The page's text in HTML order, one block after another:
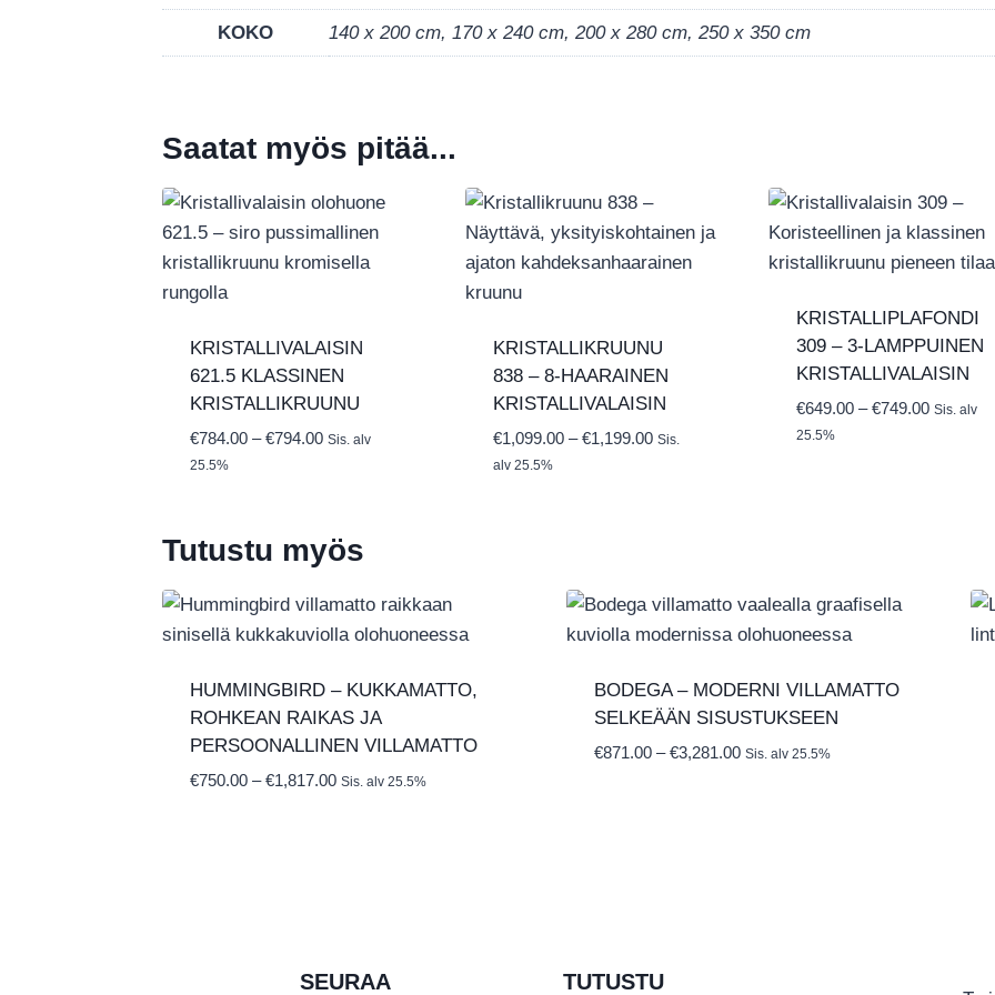
KOKO 140 x 200 cm, 170 x 240 cm, 200 x 280 cm, 250 x 350 cm
Saatat myös pitää...
KRISTALLIVALAISIN
621.5 KLASSINEN
KRISTALLIKRUUNU
€784.00 – €794.00Hintaluokka:
Sis. alv
25.5%
KRISTALLIKRUUNU
838 – 8-HAARAINEN
KRISTALLIVALAISIN
€1,099.00 – €1,199.00Hintaluokka:
Sis.
alv 25.5%
KRISTALLIPLAFONDI
309 – 3-LAMPPUINEN
KRISTALLIVALAISIN
€649.00 – €749.00 Sis. alv
25.5%
Tutustu myös
HUMMINGBIRD – KUKKAMATTO,
ROHKEAN RAIKAS JA
PERSOONALLINEN VILLAMATTO
€750.00 – €1,817.00Hintaluokka:
Sis. alv 25.5%
BODEGA – MODERNI VILLAMATTO
SELKEÄÄN SISUSTUKSEEN
€871.00 – €3,281.00Hintaluokka:
Sis. alv 25.5%
SEURAA TUTUSTU